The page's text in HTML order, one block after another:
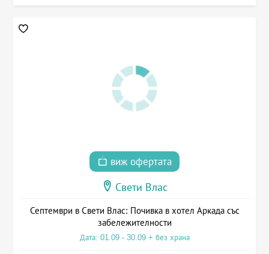
виж офертата
Свети Влас
Септември в Свети Влас: Почивка в хотел Аркада със
забележителности
Дата: 01.09 - 30.09 + без храна